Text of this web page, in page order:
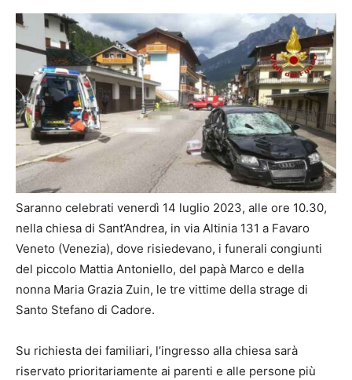
Saranno celebrati venerdì 14 luglio 2023, alle ore 10.30,
nella chiesa di Sant’Andrea, in via Altinia 131 a Favaro
Veneto (Venezia), dove risiedevano, i funerali congiunti
del piccolo Mattia Antoniello, del papà Marco e della
nonna Maria Grazia Zuin, le tre vittime della strage di
Santo Stefano di Cadore.
Su richiesta dei familiari, l’ingresso alla chiesa sarà
riservato prioritariamente ai parenti e alle persone più